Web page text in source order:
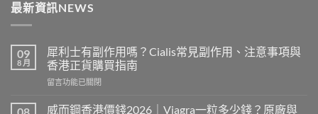
最新資訊NEWS
09
8 月
犀利士有副作用嗎？Cialis常見副作用、注意事項與
香港正貨購買指南
在
利
留言功能已關閉
威而鋼香港價錢2026｜Viagra一粒多少錢？原廠與